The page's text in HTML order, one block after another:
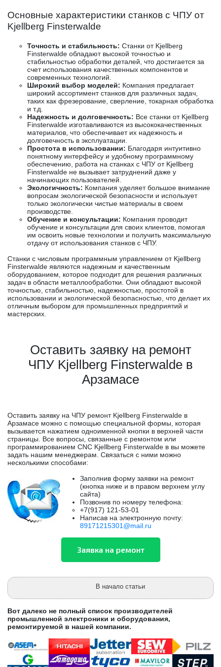
Основные характеристики станков с ЧПУ от
Kjellberg Finsterwalde
Точность и стабильность: Станки от Kjellberg
Finsterwalde обладают высокой точностью и
стабильностью обработки деталей, что достигается за
счет использования качественных компонентов и
современных технологий.
Широкий выбор моделей: Компания предлагает
широкий ассортимент станков для различных задач,
таких как фрезерование, сверление, токарная обработка
и т.д.
Надежность и долговечность: Все станки от Kjellberg
Finsterwalde изготавливаются из высококачественных
материалов, что обеспечивает их надежность и
долговечность в эксплуатации.
Простота в использовании: Благодаря интуитивно
понятному интерфейсу и удобному программному
обеспечению, работа на станках с ЧПУ от Kjellberg
Finsterwalde не вызывает затруднений даже у
начинающих пользователей.
Экологичность: Компания уделяет большое внимание
вопросам экологической безопасности и использует
только экологически чистые материалы в своем
производстве.
Обучение и консультации: Компания проводит
обучение и консультации для своих клиентов, помогая
им освоить новые технологии и получить максимальную
отдачу от использования станков с ЧПУ.
Станки с числовым программным управлением от Kjellberg
Finsterwalde являются надежным и качественным
оборудованием, которое подходит для решения различных
задач в области металлообработки. Они обладают высокой
точностью, стабильностью, надежностью, простотой в
использовании и экологической безопасностью, что делает их
отличным выбором для промышленных предприятий и
мастерских.
Оставить заявку на ремонт
ЧПУ Kjellberg Finsterwalde в
Арзамасе
Оставить заявку на ЧПУ ремонт Kjellberg Finsterwalde в
Арзамасе можно с помощью специальной формы, которая
вызывается нажатием одноименной кнопки в верхней части
страницы. Все вопросы, связанные с ремонтом или
программированием CNC Kjellberg Finsterwalde в вы можете
задать нашим менеджерам. Связаться с ними можно
несколькими способами:
Заполнив форму заявки на ремонт
(кнопка ниже и в правом верхнем углу
сайта)
Позвонив по номеру телефона:
+7(917) 121-53-01
Написав на электронную почту:
89171215301@mail.ru
В начало статьи
Вот далеко не полный список производителей
промышленной электроники и оборудования,
ремонтируемой в нашей компании.